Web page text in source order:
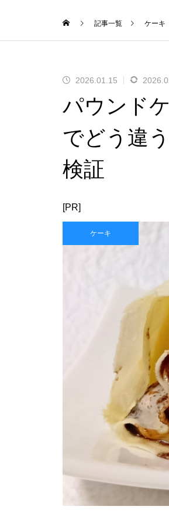
記事一覧 ケーキ
2026.01.15
パウンド
でどう違
検証
[PR]
ケーキ